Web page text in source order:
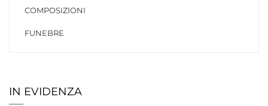
COMPOSIZIONI
FUNEBRE
IN EVIDENZA